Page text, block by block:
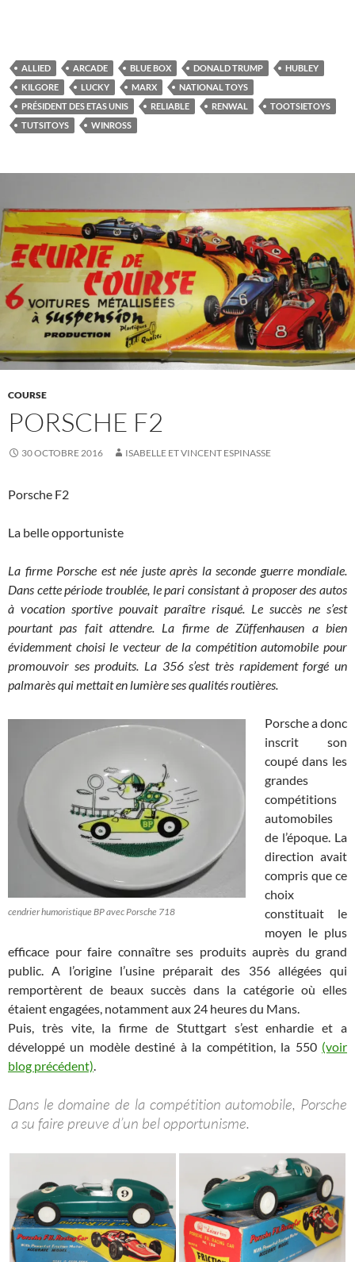
ALLIED ARCADE BLUE BOX DONALD TRUMP
HUBLEY
KILGORE
LUCKY MARX
NATIONAL TOYS
PRÉSIDENT DES ETAS UNIS
RELIABLE RENWAL
TOOTSIETOYS
TUTSITOYS
WINROSS
COURSE
PORSCHE F2
30 OCTOBRE 2016 ISABELLE ET VINCENT ESPINASSE
Porsche F2
La belle opportuniste
La firme Porsche est née juste après la seconde guerre mondiale.
Dans cette période troublée, le pari consistant à proposer des autos
à vocation sportive pouvait paraître risqué. Le succès ne s’est
pourtant pas fait attendre. La firme de Züffenhausen a bien
évidemment choisi le vecteur de la compétition automobile pour
promouvoir ses produits. La 356 s’est très rapidement forgé un
palmarès qui mettait en lumière ses qualités routières.
cendrier humoristique BP avec Porsche 718
Porsche a donc
inscrit son
coupé dans les
grandes
compétitions
automobiles
de l’époque. La
direction avait
compris que ce
choix
constituait le
moyen le plus
efficace pour faire connaître ses produits auprès du grand
public. A l’origine l’usine préparait des 356 allégées qui
remportèrent de beaux succès dans la catégorie où elles
étaient engagées, notamment aux 24 heures du Mans.
Puis, très vite, la firme de Stuttgart s’est enhardie et a
développé un modèle destiné à la compétition, la 550 (voir
blog précédent)
Dans le domaine de la compétition automobile, Porsche
a su faire preuve d’un bel opportunisme.